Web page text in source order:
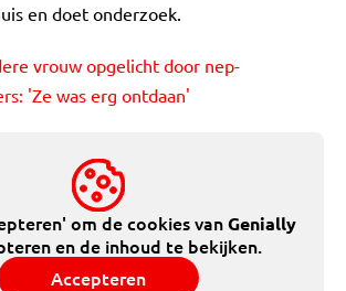
en doet onderzoek.
vrouw opgelicht door nep-
'Ze was erg ontdaan'
om de cookies vanGenially
en de inhoud te bekijken.
Accepteren